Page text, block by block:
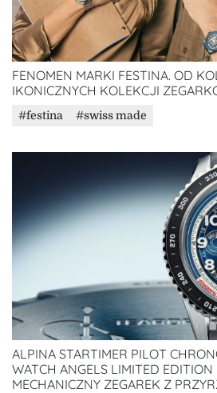
FENOMEN MARKI FESTINA. OD
IKONICZNYCH KOLEKCJI
festina swiss made
ALPINA STARTIMER PILOT
WATCH ANGELS LIMITED EDITION
MECHANICZNY ZEGAREK Z